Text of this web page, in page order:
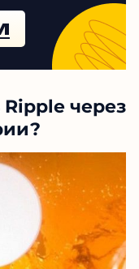
Ripple через